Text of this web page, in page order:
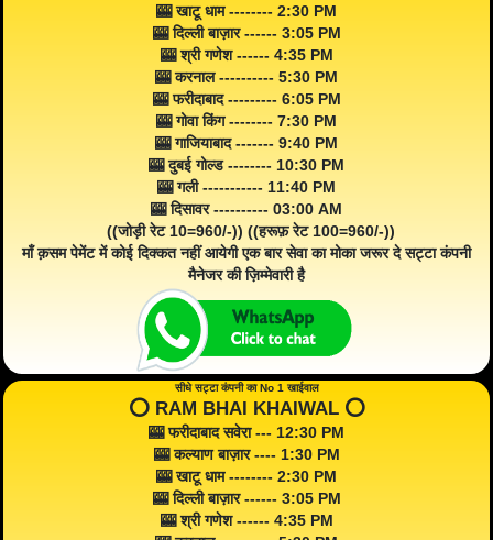
🎰 खाटू धाम -------- 2:30 PM
🎰 दिल्ली बाज़ार ------ 3:05 PM
🎰 श्री गणेश ------ 4:35 PM
🎰 करनाल ---------- 5:30 PM
🎰 फरीदाबाद --------- 6:05 PM
🎰 गोवा किंग -------- 7:30 PM
🎰 गाजियाबाद ------- 9:40 PM
🎰 दुबई गोल्ड -------- 10:30 PM
🎰 गली ----------- 11:40 PM
🎰 दिसावर ---------- 03:00 AM
((जोड़ी रेट 10=960/-)) ((हरूफ़ रेट 100=960/-))
माँ क़सम पेमेंट में कोई दिक्कत नहीं आयेगी एक बार सेवा का मोका जरूर दे सट्टा कंपनी
मैनेजर की ज़िम्मेवारी है
सीधे सट्टा कंपनी का No 1 खाईवाल
⭕️ RAM BHAI KHAIWAL ⭕️
🎰 फरीदाबाद सवेरा --- 12:30 PM
🎰 कल्याण बाज़ार ---- 1:30 PM
🎰 खाटू धाम -------- 2:30 PM
🎰 दिल्ली बाज़ार ------ 3:05 PM
🎰 श्री गणेश ------ 4:35 PM